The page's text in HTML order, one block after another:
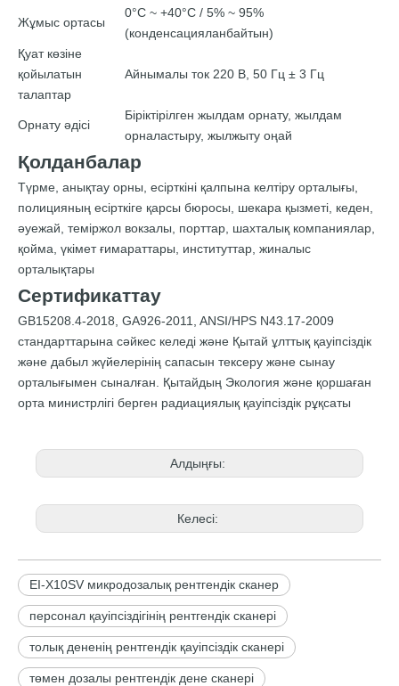
Жұмыс ортасы
0°C ~ +40°C / 5% ~ 95%
(конденсацияланбайтын)
Қуат көзіне
қойылатын
талаптар
Айнымалы ток 220 В, 50 Гц ± 3 Гц
Орнату әдісі
Біріктірілген жылдам орнату, жылдам
орналастыру, жылжыту оңай
Қолданбалар
Түрме, анықтау орны, есірткіні қалпына келтіру орталығы,
полицияның есірткіге қарсы бюросы, шекара қызметі, кеден,
әуежай, теміржол вокзалы, порттар, шахталық компаниялар,
қойма, үкімет ғимараттары, институттар, жиналыс
орталықтары
Сертификаттау
GB15208.4-2018, GA926-2011, ANSI/HPS N43.17-2009
стандарттарына сәйкес келеді және Қытай ұлттық қауіпсіздік
және дабыл жүйелерінің сапасын тексеру және сынау
орталығымен сыналған. Қытайдың Экология және қоршаған
орта министрлігі берген радиациялық қауіпсіздік рұқсаты
Алдыңғы:
Келесі:
EI-X10SV микродозалық рентгендік сканер
персонал қауіпсіздігінің рентгендік сканері
толық дененің рентгендік қауіпсіздік сканері
төмен дозалы рентгендік дене сканері